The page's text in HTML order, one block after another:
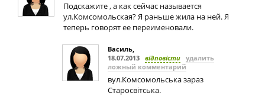
Подскажите , а как сейчас называется
ул.Комсомольская? Я раньше жила на ней. Я
теперь говорят ее переименовали.
Василь,
18.07.2013 відповісти удалить
ложный комментарий
вул.Комсомольська зараз
Старосвітська.